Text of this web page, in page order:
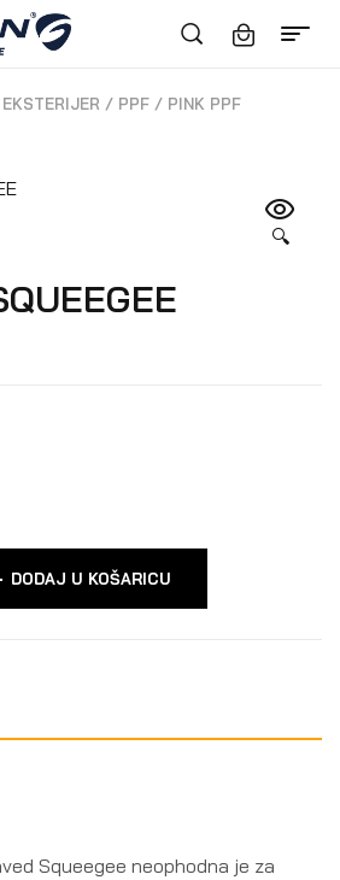
EKSTERIJER / PPF / PINK PPF
🔍
DODAJ U KOŠARICU
Squeegee neophodna je za